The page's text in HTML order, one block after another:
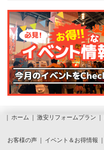
ホーム 激安リフォームプラン
お客様の声 イベント＆お得情報